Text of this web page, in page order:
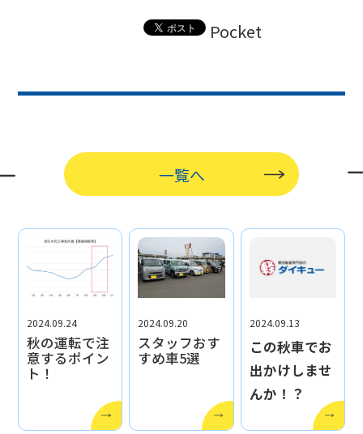
Pocket
一覧へ
2024.09.24
秋の運転で注
意するポイン
ト！
2024.09.20
スタッフおす
すめ車5選
2024.09.13
この秋車でお
出かけしませ
んか！？